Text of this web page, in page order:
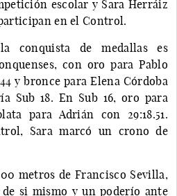
escolar y Sara Herráiz
en el Control.
conquista de medallas es
con oro para Pablo
y bronce para Elena Córdoba
Sub 18. En Sub 16, oro para
para Adrián con 29:18.51.
Sara marcó un crono de
metros de Francisco Sevilla,
si mismo y un poderío ante